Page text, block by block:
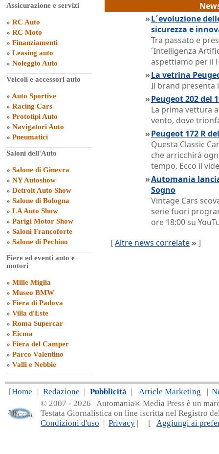
Assicurazione e servizi
» RC Auto
» RC Moto
» Finanziamenti
» Leasing auto
» Noleggio Auto
Veicoli e accessori auto
» Auto Sportive
» Racing Cars
» Prototipi Auto
» Navigatori Auto
» Pneumatici
Saloni dell'Auto
» Salone di Ginevra
» NY Autoshow
» Detroit Auto Show
» Salone di Bologna
» LA Auto Show
» Parigi Motor Show
» Saloni Francoforte
» Salone di Pechino
Fiere ed eventi auto e
motori
» Mille Miglia
» Museo BMW
» Fiera di Padova
» Villa d'Este
» Roma Supercar
» Eicma
» Fiera del Camper
» Parco Valentino
» Valli e Nebbie
»L´evoluzione
sicurezza e
Tra passato e
´Intelligenza
aspettiamo per il
»La vetrina
Il brand presenta
»Peugeot 202 del
La prima vettura
vento, dove
»Peugeot 172 R
Questa Classic
che arricchirà
tempo. Ecco il
»Automania
Sogno
Vintage Cars
serie fuori
ore 18:00 su
[Altre news correlate » ]
[Home | Redazione | Pubblicità | Article Marketing |
© 2007 - 2026 Automania® Media Press è un
Testata Giornalistica on line iscritta nel Registro
Condizioni d'uso | Privacy | [ Aggiungi ai